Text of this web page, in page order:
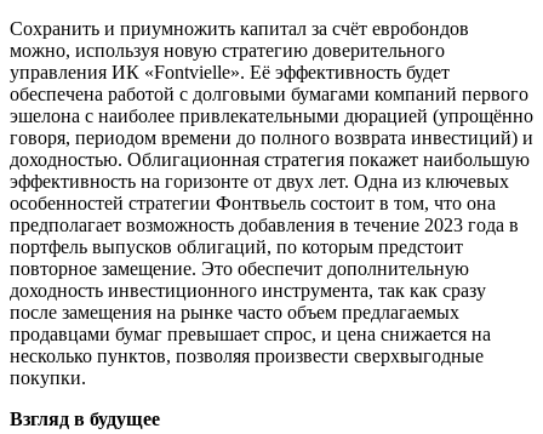
Сохранить и приумножить капитал за счёт евробондов
можно, используя новую стратегию доверительного
управления ИК «Fontvielle». Её эффективность будет
обеспечена работой с долговыми бумагами компаний первого
эшелона с наиболее привлекательными дюрацией (упрощённо
говоря, периодом времени до полного возврата инвестиций) и
доходностью. Облигационная стратегия покажет наибольшую
эффективность на горизонте от двух лет. Одна из ключевых
особенностей стратегии Фонтвьель состоит в том, что она
предполагает возможность добавления в течение 2023 года в
портфель выпусков облигаций, по которым предстоит
повторное замещение. Это обеспечит дополнительную
доходность инвестиционного инструмента, так как сразу
после замещения на рынке часто объем предлагаемых
продавцами бумаг превышает спрос, и цена снижается на
несколько пунктов, позволяя произвести сверхвыгодные
покупки.
Взгляд в будущее